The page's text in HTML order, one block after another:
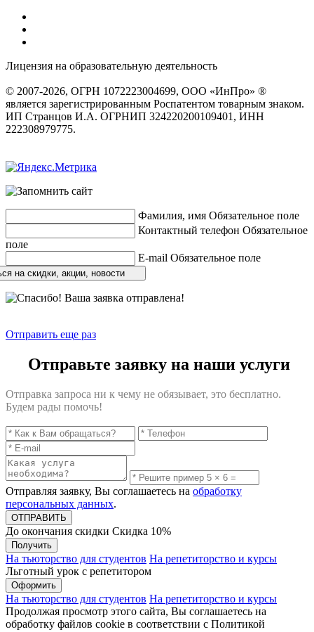
Лицензия на образовательную деятельность
© 2007-2026, ОГРН 1072223004699, ООО «ИнПро» ®
является зарегистрированным Роспатентом товарным знаком.
ИП Странцов И.А. ОГРНИП 324220200109401, ИНН
222308979775.
Фамилия, имя Обязательное поле
Контактный телефон Обязательное
поле
E-mail Обязательное поле
на скидки, акции, новости
Отправить еще раз
Отправьте заявку на наши услуги
Отправка запроса ни к чему не обязывает, это бесплатно.
Будем рады помочь!
Отправляя заявку, Вы соглашаетесь на обработку
персональных данных.
До окончания скидки Скидка 10%
Получить
На тьюторство для студентов На репетиторство и курсы
Льготный урок с репетитором
Оформить
На тьюторство для студентов На репетиторство и курсы
Продолжая просмотр этого сайта, Вы соглашаетесь на
обработку файлов cookie в соответствии с Политикой